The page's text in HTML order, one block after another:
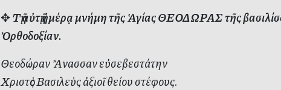
✥Τῇ αὐτῇ ἡμέρᾳ μνήμη τῆς Ἁγίας ΘΕΟΔΩΡΑΣ τῆς
Ὀρθοδοξίαν.
Θεοδώραν Ἄνασσαν εὐσεβεστάτην
Χριστὸς Βασιλεὺς ἀξιοῖ θείου στέφους.